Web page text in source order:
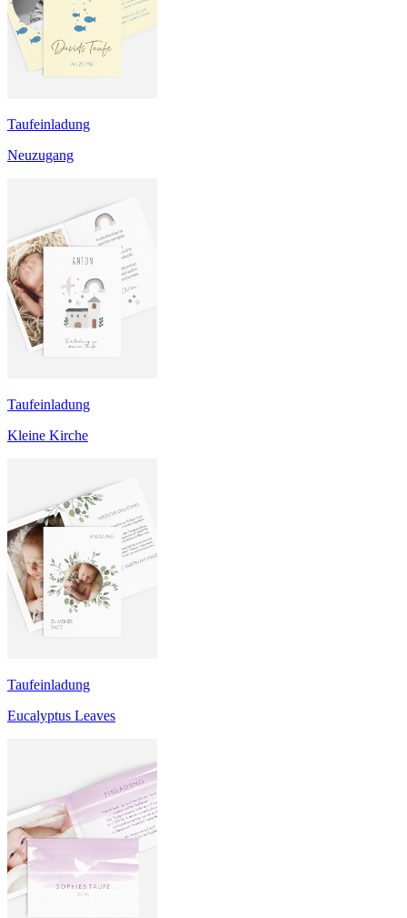
Taufeinladung
Neuzugang
Taufeinladung
Kleine Kirche
Taufeinladung
Eucalyptus Leaves